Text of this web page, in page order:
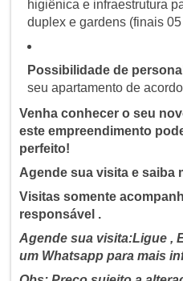
higiênica e infraestrutura
duplex e gardens (finais 05
Possibilidade de
seu apartamento de
Venha conhecer o seu
este empreendimento
perfeito!
Agende sua visita e saiba
Visitas somente
responsável .
Agende sua visita:Ligue ,
um Whatsapp para mais